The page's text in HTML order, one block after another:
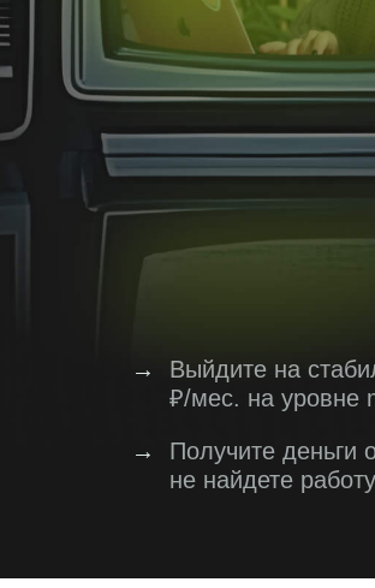
→
→
Выйдите на
₽/мес. на уровне
Получите деньги
не найдете работу